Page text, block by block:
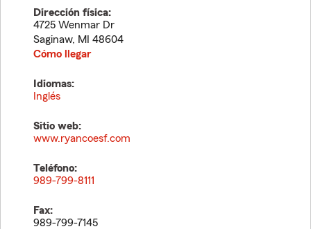
Dirección física:
4725 Wenmar Dr
Saginaw, MI
48604
Cómo llegar
Idiomas:
Inglés
Sitio web:
www.ryancoesf.com
Teléfono:
989-799-8111
Fax:
989-799-7145